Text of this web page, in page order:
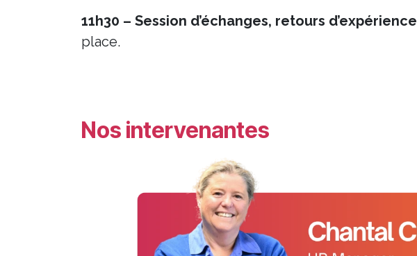
11h30 – Session d’échanges, retours d’expérience
place.
Nos intervenantes